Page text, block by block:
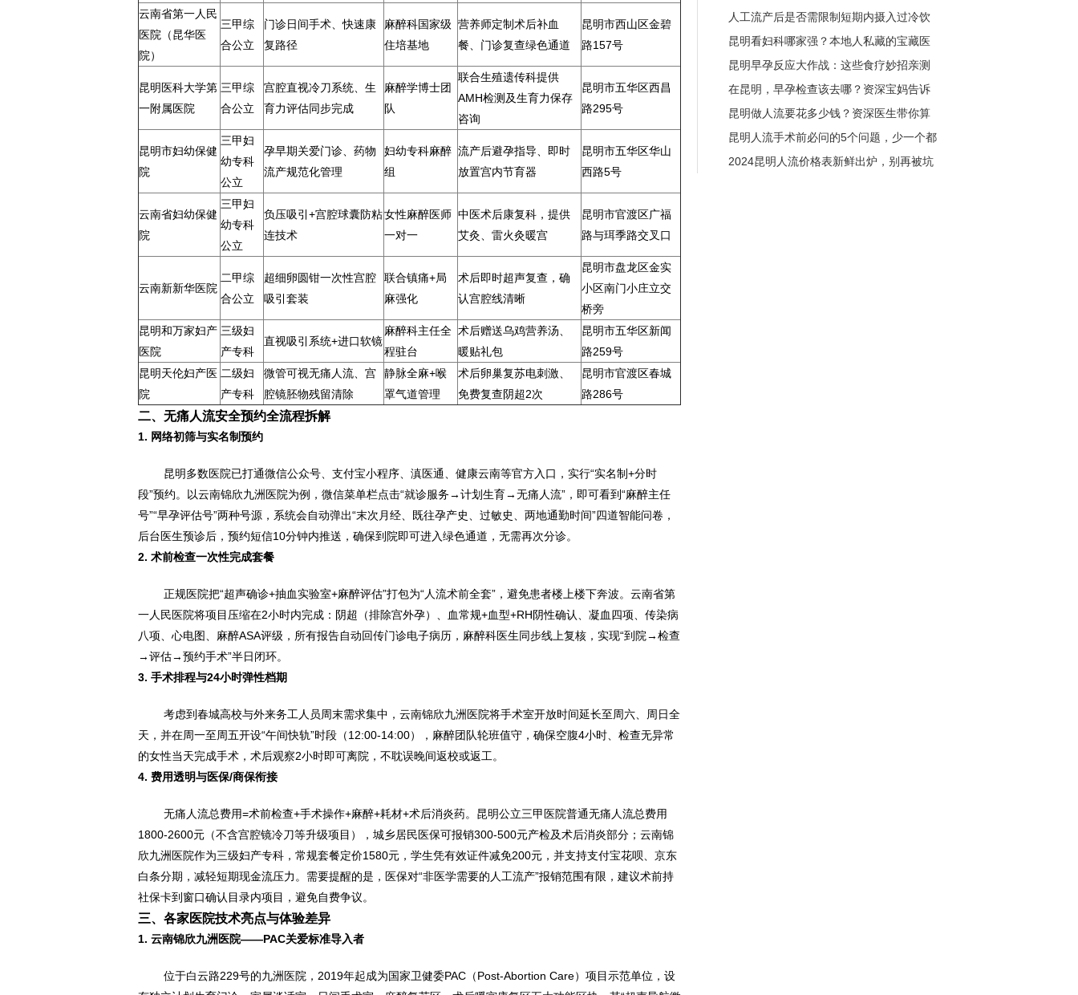
云南省第一人民
医院（昆华医
院）
三甲综
合公立
门诊日间手术、快速康
复路径
麻醉科国家级
住培基地
营养师定制术后补血
餐、门诊复查绿色通道
昆明市西山区金碧
路157号
昆明医科大学第
一附属医院
三甲综
合公立
宫腔直视冷刀系统、生
育力评估同步完成
麻醉学博士团
队
联合生殖遗传科提供
AMH检测及生育力保存
咨询
昆明市五华区西昌
路295号
昆明市妇幼保健
院
三甲妇
幼专科
公立
孕早期关爱门诊、药物
流产规范化管理
妇幼专科麻醉
组
流产后避孕指导、即时
放置宫内节育器
昆明市五华区华山
西路5号
云南省妇幼保健
院
三甲妇
幼专科
公立
负压吸引+宫腔球囊防粘
连技术
女性麻醉医师
一对一
中医术后康复科，提供
艾灸、雷火灸暖宫
昆明市官渡区广福
路与珥季路交叉口
云南新新华医院
二甲综
合公立
超细卵圆钳一次性宫腔
吸引套装
联合镇痛+局
麻强化
术后即时超声复查，确
认宫腔线清晰
昆明市盘龙区金实
小区南门小庄立交
桥旁
昆明和万家妇产
医院
三级妇
产专科
直视吸引系统+进口软镜
麻醉科主任全
程驻台
术后赠送乌鸡营养汤、
暖贴礼包
昆明市五华区新闻
路259号
昆明天伦妇产医
院
二级妇
产专科
微管可视无痛人流、宫
腔镜胚物残留清除
静脉全麻+喉
罩气道管理
术后卵巢复苏电刺激、
免费复查阴超2次
昆明市官渡区春城
路286号
二、无痛人流安全预约全流程拆解
1. 网络初筛与实名制预约
昆明多数医院已打通微信公众号、支付宝小程序、滇医通、健康云南等官方入口，实行“实名制+分时
段”预约。以云南锦欣九洲医院为例，微信菜单栏点击“就诊服务→计划生育→无痛人流”，即可看到“麻醉主任
号”“早孕评估号”两种号源，系统会自动弹出“末次月经、既往孕产史、过敏史、两地通勤时间”四道智能问卷，
后台医生预诊后，预约短信10分钟内推送，确保到院即可进入绿色通道，无需再次分诊。
2. 术前检查一次性完成套餐
正规医院把“超声确诊+抽血实验室+麻醉评估”打包为“人流术前全套”，避免患者楼上楼下奔波。云南省第
一人民医院将项目压缩在2小时内完成：阴超（排除宫外孕）、血常规+血型+RH阴性确认、凝血四项、传染病
八项、心电图、麻醉ASA评级，所有报告自动回传门诊电子病历，麻醉科医生同步线上复核，实现“到院→检查
→评估→预约手术”半日闭环。
3. 手术排程与24小时弹性档期
考虑到春城高校与外来务工人员周末需求集中，云南锦欣九洲医院将手术室开放时间延长至周六、周日全
天，并在周一至周五开设“午间快轨”时段（12:00-14:00），麻醉团队轮班值守，确保空腹4小时、检查无异常
的女性当天完成手术，术后观察2小时即可离院，不耽误晚间返校或返工。
4. 费用透明与医保/商保衔接
无痛人流总费用=术前检查+手术操作+麻醉+耗材+术后消炎药。昆明公立三甲医院普通无痛人流总费用
1800-2600元（不含宫腔镜冷刀等升级项目），城乡居民医保可报销300-500元产检及术后消炎部分；云南锦
欣九洲医院作为三级妇产专科，常规套餐定价1580元，学生凭有效证件减免200元，并支持支付宝花呗、京东
白条分期，减轻短期现金流压力。需要提醒的是，医保对“非医学需要的人工流产”报销范围有限，建议术前持
社保卡到窗口确认目录内项目，避免自费争议。
三、各家医院技术亮点与体验差异
1. 云南锦欣九洲医院——PAC关爱标准导入者
位于白云路229号的九洲医院，2019年起成为国家卫健委PAC（Post-Abortion Care）项目示范单位，设
人工流产后是否需限制短期内摄入过冷饮
品？
昆明看妇科哪家强？本地人私藏的宝藏医
院大公开
昆明早孕反应大作战：这些食疗妙招亲测
有效
在昆明，早孕检查该去哪？资深宝妈告诉
你答案
昆明做人流要花多少钱？资深医生带你算
清这笔账
昆明人流手术前必问的5个问题，少一个都
别去
2024昆明人流价格表新鲜出炉，别再被坑